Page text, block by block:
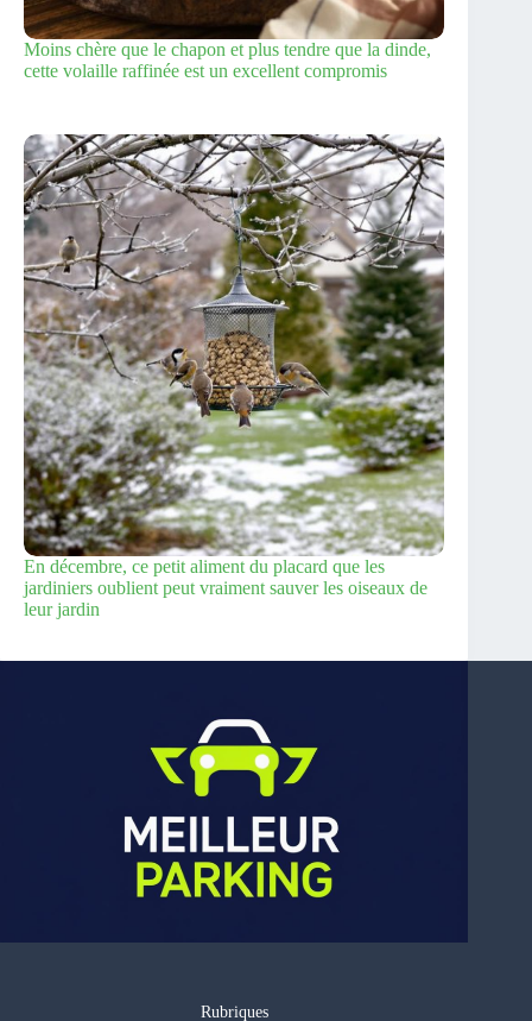
Moins chère que le chapon et plus tendre que la dinde,
cette volaille raffinée est un excellent compromis
En décembre, ce petit aliment du placard que les
jardiniers oublient peut vraiment sauver les oiseaux de
leur jardin
Rubriques